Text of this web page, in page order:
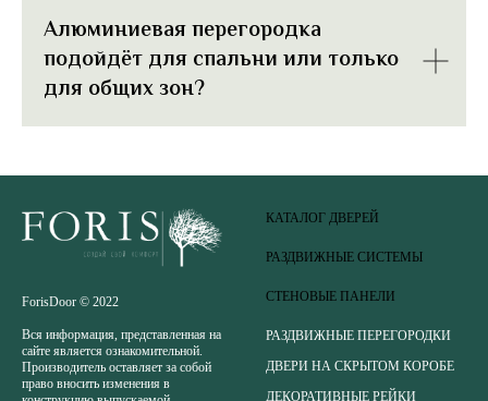
Алюминиевая перегородка
подойдёт для спальни или только
для общих зон?
ForisDoor © 2022
Вся информация, представленная на
сайте является ознакомительной.
Производитель оставляет за собой
право вносить изменения в
КАТАЛОГ ДВЕРЕЙ
РАЗДВИЖНЫЕ СИСТЕМЫ
СТЕНОВЫЕ ПАНЕЛИ
РАЗДВИЖНЫЕ ПЕРЕГОРОДКИ
ДВЕРИ НА СКРЫТОМ КОРОБЕ
ДЕКОРАТИВНЫЕ РЕЙКИ